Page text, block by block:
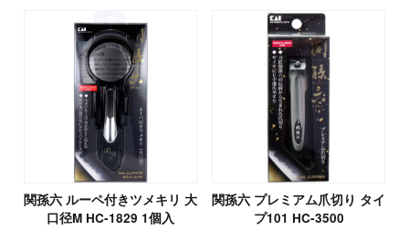
関孫六 ルーペ付きツメキリ 大
口径M HC-1829 1個入
関孫六 プレミアム爪切り タイ
プ101 HC-3500